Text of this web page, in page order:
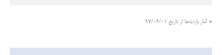
* آمار بازدیدها از تاریخ 97/06/01